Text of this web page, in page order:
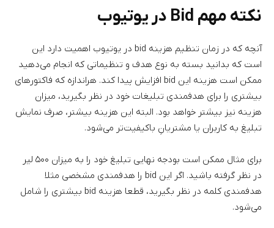
نکته مهم Bid در یوتیوب
آنچه که در زمان تنظیم هزینه bid در یوتیوب اهمیت دارد این
است که بدانید بسته به نوع هدف و تنظیماتی که انجام می‌دهید
ممکن است هزینه این bid افزایش پیدا کند. هراندازه که فاکتورهای
بیشتری را برای هدفمندی تبلیغات خود در نظر بگیرید، میزان
هزینه نیز بیشتر خواهد بود. البته این هزینه بیشتر، صرف نمایش
تبلیغ به کاربران یا مشتریانِ باکیفیت‌تر می‌شود.
برای مثال ممکن است بودجه نهایی تبلیغ خود را به میزان ۵۰۰ لیر
در نظر گرفته باشید. اگر این bid را هدفمندی مشخصی مثلا
هدفمندی کلمه در نظر بگیرید، قطعا هزینه bid بیشتری را شامل
می‌شود.